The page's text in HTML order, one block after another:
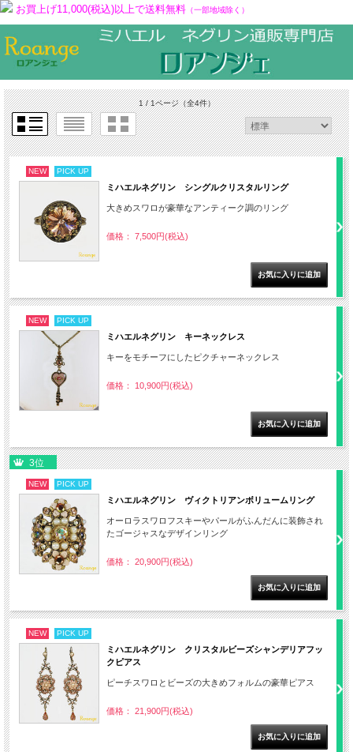
お買上げ11,000(税込)以上で送料無料 （一部地域除く）
1 / 1ページ（全4件）
NEW PICK UP
ミハエルネグリン シングルクリスタルリング
大きめスワロが豪華なアンティーク調のリング
価格： 7,500円(税込)
NEW PICK UP
ミハエルネグリン キーネックレス
キーをモチーフにしたピクチャーネックレス
価格： 10,900円(税込)
3位
NEW PICK UP
ミハエルネグリン ヴィクトリアンボリュームリング
オーロラスワロフスキーやパールがふんだんに装飾され
たゴージャスなデザインリング
価格： 20,900円(税込)
NEW PICK UP
ミハエルネグリン クリスタルビーズシャンデリアフッ
クピアス
ピーチスワロとビーズの大きめフォルムの豪華ピアス
価格： 21,900円(税込)